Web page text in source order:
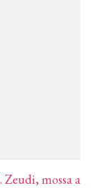
Zeudi, mossa a